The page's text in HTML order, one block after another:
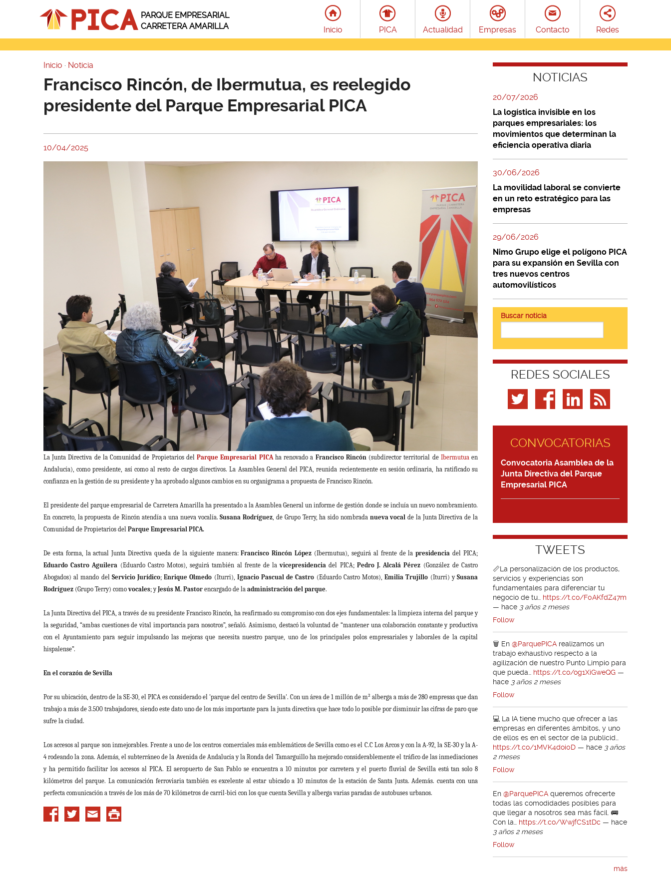
PARQUE EMPRESARIAL
CARRETERA AMARILLA
Inicio PICA Actualidad Empresas Contacto Redes
Usted está aquí
Inicio · Noticia
Francisco Rincón, de Ibermutua, es reelegido
presidente del Parque Empresarial PICA
10/04/2025
La Junta Directiva de la Comunidad de Propietarios delParque Empresarial PICAha renovado a Francisco Rincón (subdirector territorial de Ibermutua en
Andalucía), como presidente, así como al resto de cargos directivos. La Asamblea General del PICA, reunida recientemente en sesión ordinaria, ha ratificado su
confianza en la gestión de su presidente y ha aprobado algunos cambios en su organigrama a propuesta de Francisco Rincón.
El presidente del parque empresarial de Carretera Amarilla ha presentado a la Asamblea General un informe de gestión donde se incluía un nuevo nombramiento.
En concreto, la propuesta de Rincón atendía a una nueva vocalía.Susana Rodríguez , de Grupo Terry, ha sido nombrada nueva vocal de la Junta Directiva de la
Comunidad de Propietarios del Parque Empresarial PICA.
De esta forma, la actual Junta Directiva queda de la siguiente manera:Francisco Rincón López (Ibermutua), seguirá al frente de lapresidenciadel PICA;
Eduardo Castro Aguilera (Eduardo Castro Motos), seguirá también al frente de lavicepresidencia del PICA; Pedro J. Alcalá Pérez (González de Castro
Abogados) al mando del Servicio Jurídico;Enrique Olmedo (Iturri), Ignacio Pascual de Castro (Eduardo Castro Motos),Emilia Trujillo (Iturri) ySusana
Rodríguez (Grupo Terry) comovocales; yJesús M. Pastor encargado de la administración del parque.
La Junta Directiva del PICA, a través de su presidente Francisco Rincón, ha reafirmado su compromiso con dos ejes fundamentales: la limpieza interna del parque y
la seguridad, “ambas cuestiones de vital importancia para nosotros”, señaló. Asimismo, destacó la voluntad de “mantener una colaboración constante y productiva
con el Ayuntamiento para seguir impulsando las mejoras que necesita nuestro parque, uno de los principales polos empresariales y laborales de la capital
hispalense”.
En el corazón de Sevilla
Por su ubicación, dentro de la SE-30, el PICA es considerado el 'parque del centro de Sevilla'. Con un área de 1 millón de m² alberga a más de 280 empresas que dan
trabajo a más de 3.500 trabajadores, siendo este dato uno de los más importante para la junta directiva que hace todo lo posible por disminuir las cifras de paro que
sufre la ciudad.
Los accesos al parque son inmejorables. Frente a uno de los centros comerciales más emblemáticos de Sevilla como es el C.C Los Arcos y con la A-92, la SE-30 y la A-
4 rodeando la zona. Además, el subterráneo de la Avenida de Andalucía y la Ronda del Tamarguillo ha mejorado considerablemente el tráfico de las inmediaciones
y ha permitido facilitar los accesos al PICA. El aeropuerto de San Pablo se encuentra a 10 minutos por carretera y el puerto fluvial de Sevilla está tan solo 8
kilómetros del parque. La comunicación ferroviaria también es excelente al estar ubicado a 10 minutos de la estación de Santa Justa. Además. cuenta con una
perfecta comunicación a través de los más de 70 kilómetros de carril-bici con los que cuenta Sevilla y alberga varias paradas de autobuses urbanos.
NOTICIAS
20/07/2026
La logística invisible en los
parques empresariales: los
movimientos que determinan la
eficiencia operativa diaria
30/06/2026
La movilidad laboral se convierte
en un reto estratégico para las
empresas
29/06/2026
Nimo Grupo elige el polígono PICA
para su expansión en Sevilla con
tres nuevos centros
automovilísticos
Buscar noticia
REDES SOCIALES
CONVOCATORIAS
Convocatoria Asamblea de la
Junta Directiva del Parque
Empresarial PICA
TWEETS
📏La personalización de los productos,
servicios y experiencias son
fundamentales para diferenciar tu
negocio de tu… https://t.co/F0AKfdZ47m
— hace 3 años 2 meses
Follow
🗑️ En @ParquePICA realizamos un
trabajo exhaustivo respecto a la
agilización de nuestro Punto Limpio para
que pueda… https://t.co/og1XiGweQG —
hace 3 años 2 meses
Follow
💻 La IA tiene mucho que ofrecer a las
empresas en diferentes ámbitos, y uno
de ellos es en el sector de la publicid…
https://t.co/1MVK4doi0D — hace 3 años
2 meses
Follow
En @ParquePICA queremos ofrecerte
todas las comodidades posibles para
que llegar a nosotros sea más fácil. 🚌
Con la… https://t.co/WwjfCS1tDc — hace
3 años 2 meses
Follow
más